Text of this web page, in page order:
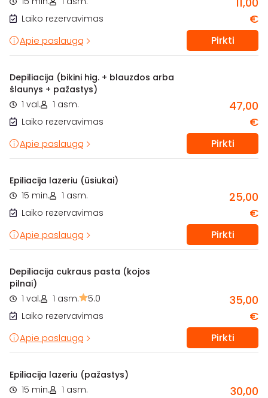
Laiko rezervavimas
€
Apie paslaugą Pirkti
Depiliacija (bikini hig. + blauzdos arba
šlaunys + pažastys)
1 val.
1 asm.
Laiko rezervavimas
47,00
€
Apie paslaugą Pirkti
Epiliacija lazeriu (ūsiukai)
15 min.
1 asm.
Laiko rezervavimas
25,00
€
Apie paslaugą Pirkti
Depiliacija cukraus pasta (kojos
pilnai)
1 val.
1 asm.
5.0
Laiko rezervavimas
35,00
€
Apie paslaugą Pirkti
Epiliacija lazeriu (pažastys)
15 min.
1 asm.
30,00